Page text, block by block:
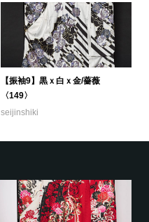
【振袖9】黒ｘ白ｘ金/薔薇
〈149〉
seijinshiki